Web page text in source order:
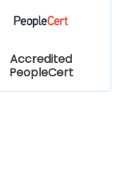
Accredited
PeopleCert